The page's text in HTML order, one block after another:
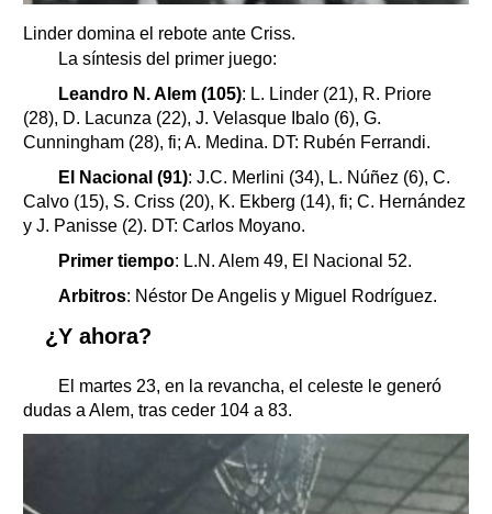
Linder domina el rebote ante Criss.
La síntesis del primer juego:
Leandro N. Alem (105): L. Linder (21), R. Priore
(28), D. Lacunza (22), J. Velasque Ibalo (6), G.
Cunningham (28), fi; A. Medina. DT: Rubén Ferrandi.
El Nacional (91): J.C. Merlini (34), L. Núñez (6), C.
Calvo (15), S. Criss (20), K. Ekberg (14), fi; C. Hernández
y J. Panisse (2). DT: Carlos Moyano.
Primer tiempo: L.N. Alem 49, El Nacional 52.
Arbitros: Néstor De Angelis y Miguel Rodríguez.
¿Y ahora?
El martes 23, en la revancha, el celeste le generó
dudas a Alem, tras ceder 104 a 83.